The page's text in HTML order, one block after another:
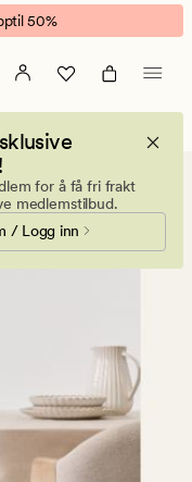
50%
for å få fri frakt
medlemstilbud.
/ Logg inn